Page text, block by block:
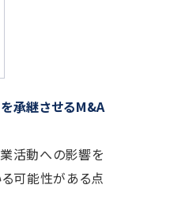
承継させるM&A
活動への影響を
可能性がある点